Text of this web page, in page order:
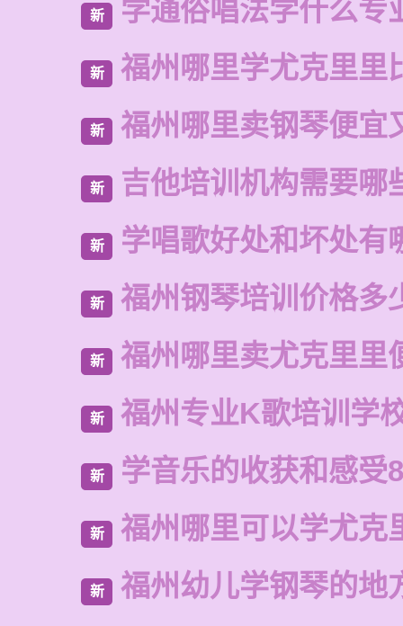
新 学通俗唱法学什么专
新 福州哪里学尤克里里
新 福州哪里卖钢琴便宜
新 吉他培训机构需要哪
新 学唱歌好处和坏处有
新 福州钢琴培训价格多
新 福州哪里卖尤克里里
新 福州专业K歌培训学
新 学音乐的收获和感受
新 福州哪里可以学尤克
新 福州幼儿学钢琴的地